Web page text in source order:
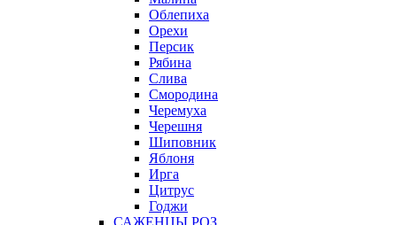
Облепиха
Орехи
Персик
Рябина
Слива
Смородина
Черемуха
Черешня
Шиповник
Яблоня
Ирга
Цитрус
Годжи
САЖЕНЦЫ РОЗ